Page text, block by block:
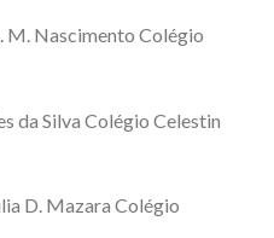
M. Nascimento Colégio
da Silva Colégio Celestin
D. Mazara Colégio